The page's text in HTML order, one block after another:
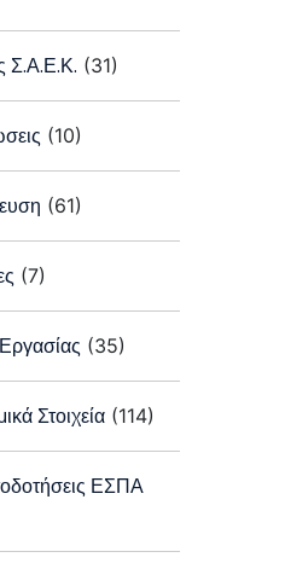
Σ.Α.Ε.Κ. (31)
(10)
(61)
(7)
(35)
Στοιχεία (114)
ΕΣΠΑ